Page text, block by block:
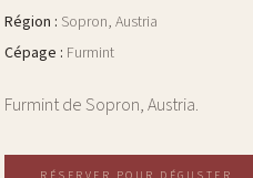
Région : Sopron, Austria
Cépage : Furmint
Furmint de Sopron, Austria.